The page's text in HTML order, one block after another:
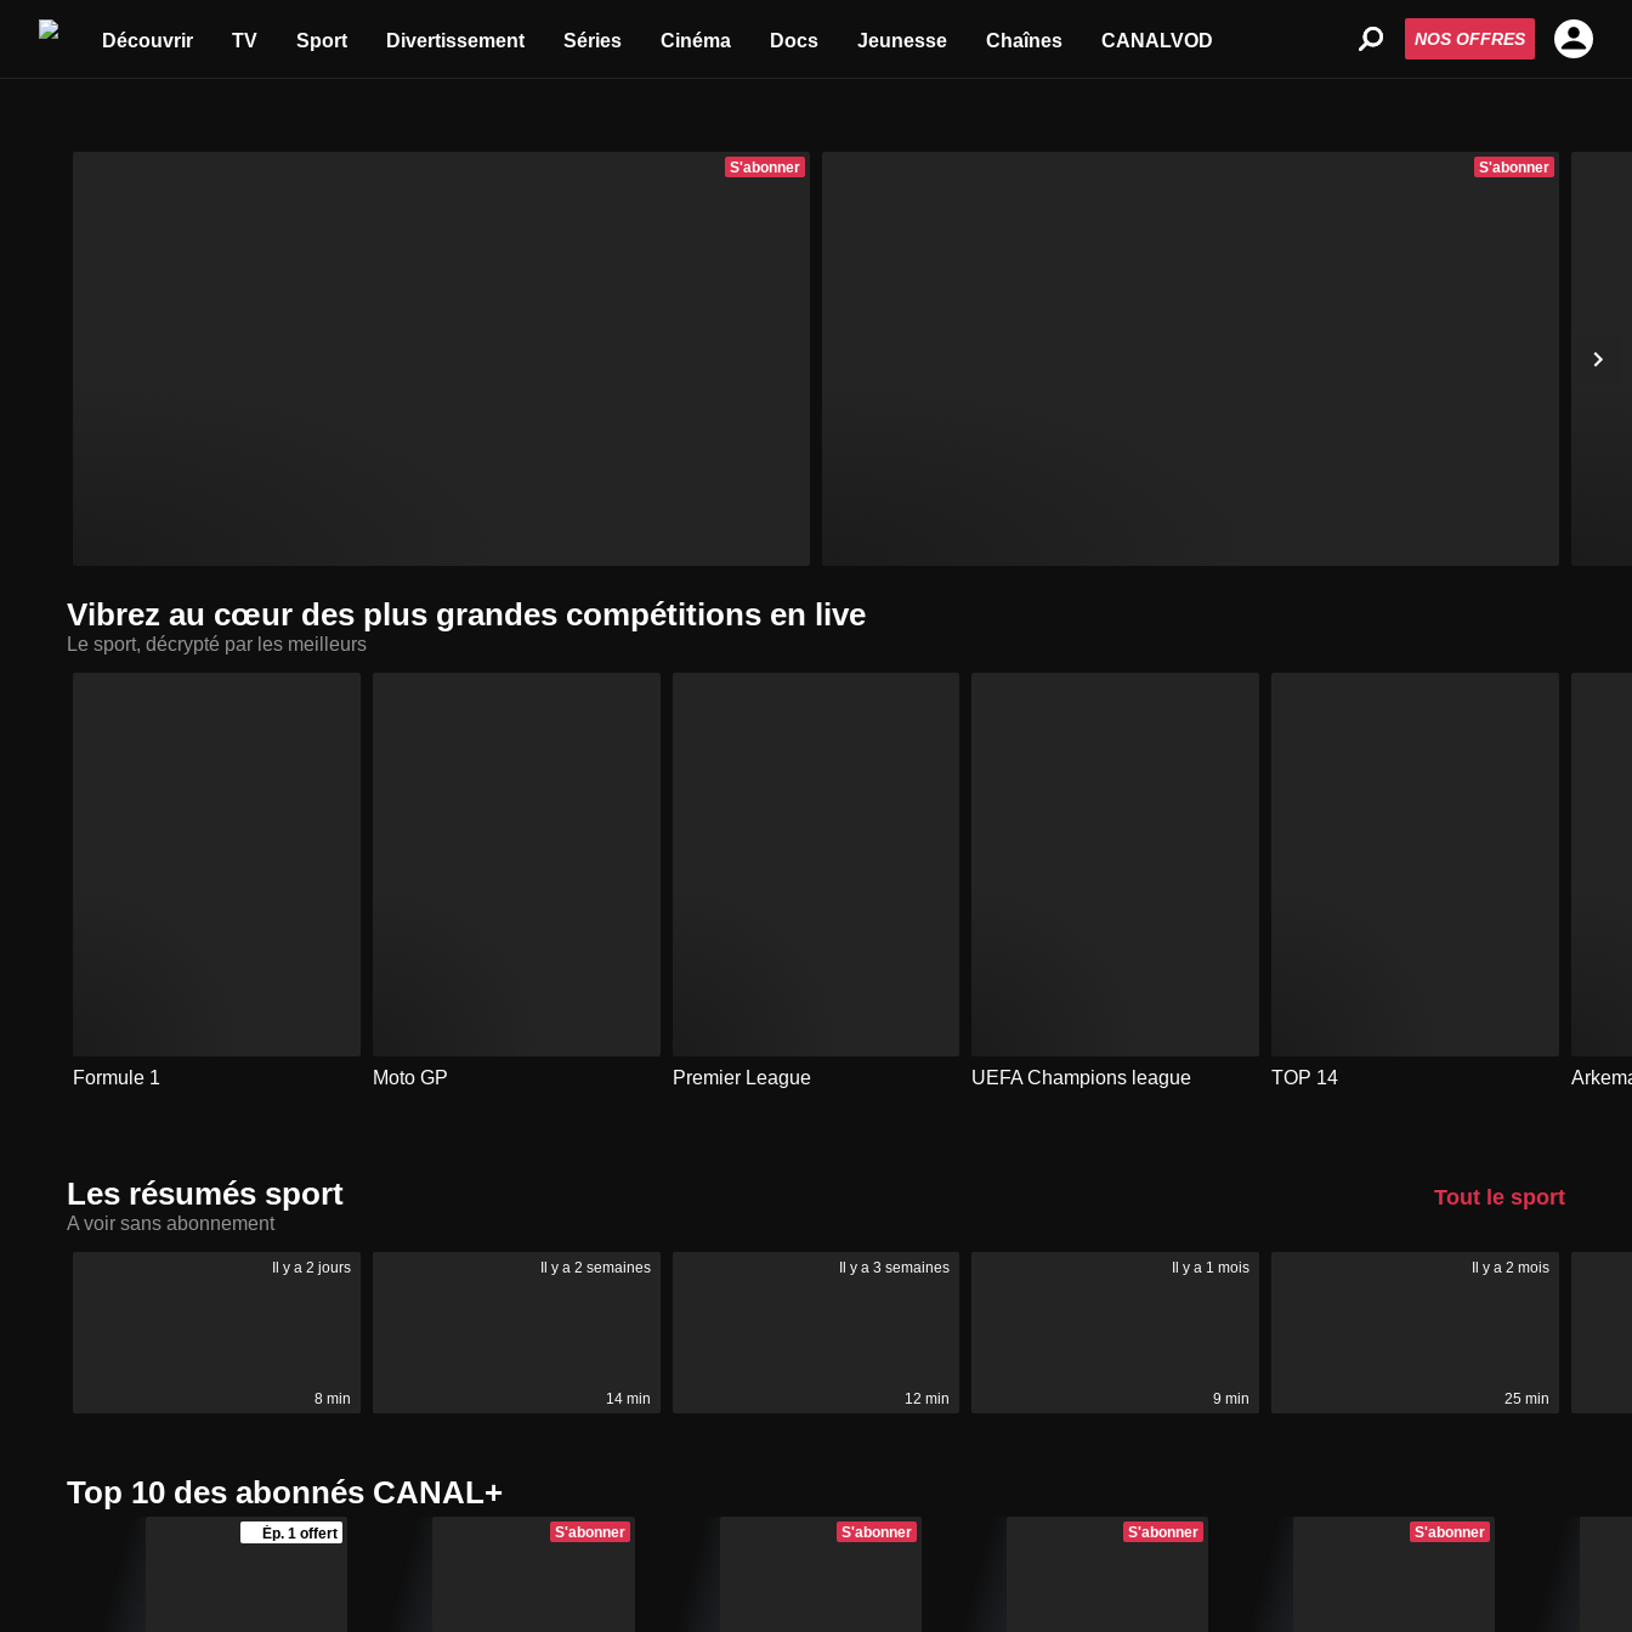
Découvrir TV Sport Divertissement Séries Cinéma Docs Jeunesse Chaînes CANALVOD NOS OFFRES
S'abonner S'abonner
Vibrez au cœur des plus grandes compétitions en live
Le sport, décrypté par les meilleurs
Formule 1 Moto GP Premier League UEFA Champions league TOP 14
Les résumés sport Tout le sport
A voir sans abonnement
Il y a 2 jours
8 min
Il y a 2 semaines
14 min
Il y a 3 semaines
12 min
Il y a 1 mois
9 min
Il y a 2 mois
25 min
Top 10 des abonnés CANAL+
Ép. 1 offert S'abonner S'abonner S'abonner S'abonner